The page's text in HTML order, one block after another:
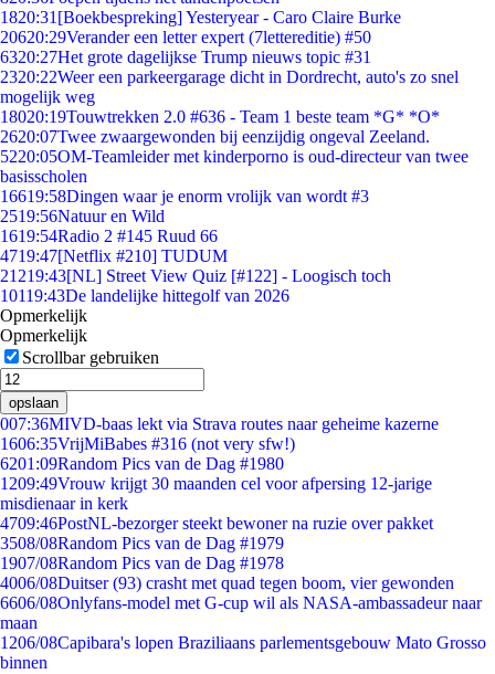
1820:31 [Boekbespreking] Yesteryear - Caro Claire Burke
20620:29Verander een letter expert (7lettereditie) #50
6320:27Het grote dagelijkse Trump nieuws topic #31
2320:22Weer een parkeergarage dicht in Dordrecht, auto's zo snel
mogelijk weg
18020:19Touwtrekken 2.0 #636 - Team 1 beste team *G* *O*
2620:07Twee zwaargewonden bij eenzijdig ongeval Zeeland.
5220:05OM-Teamleider met kinderporno is oud-directeur van twee
basisscholen
16619:58Dingen waar je enorm vrolijk van wordt #3
2519:56Natuur en Wild
1619:54Radio 2 #145 Ruud 66
4719:47[Netflix #210] TUDUM
21219:43[NL] Street View Quiz [#122] - Loogisch toch
10119:43De landelijke hittegolf van 2026
Opmerkelijk
Opmerkelijk
Scrollbar gebruiken
opslaan
007:36MIVD-baas lekt via Strava routes naar geheime kazerne
1606:35VrijMiBabes #316 (not very sfw!)
6201:09Random Pics van de Dag #1980
1209:49Vrouw krijgt 30 maanden cel voor afpersing 12-jarige
misdienaar in kerk
4709:46PostNL-bezorger steekt bewoner na ruzie over pakket
3508/08Random Pics van de Dag #1979
1907/08Random Pics van de Dag #1978
4006/08Duitser (93) crasht met quad tegen boom, vier gewonden
6606/08Onlyfans-model met G-cup wil als NASA-ambassadeur naar
maan
1206/08Capibara's lopen Braziliaans parlementsgebouw Mato Grosso
binnen